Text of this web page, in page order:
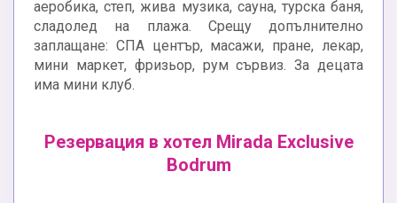
аеробика, степ, жива музика, сауна, турска баня,
сладолед на плажа. Срещу допълнително
заплащане: СПА център, масажи, пране, лекар,
мини маркет, фризьор, рум сървиз. За децата
има мини клуб.
Резервация в хотел Mirada Exclusive
Bodrum